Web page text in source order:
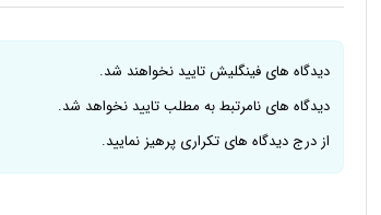
دیدگاه های فینگلیش تایید نخواهند شد.
دیدگاه های نامرتبط به مطلب تایید نخواهد شد.
از درج دیدگاه های تکراری پرهیز نمایید.